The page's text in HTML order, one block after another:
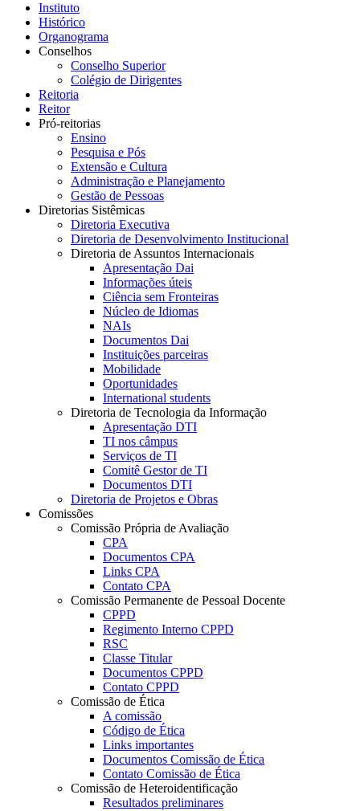
Instituto
Histórico
Organograma
Conselhos
Conselho Superior
Colégio de Dirigentes
Reitoria
Reitor
Pró-reitorias
Ensino
Pesquisa e Pós
Extensão e Cultura
Administração e Planejamento
Gestão de Pessoas
Diretorias Sistêmicas
Diretoria Executiva
Diretoria de Desenvolvimento Institucional
Diretoria de Assuntos Internacionais
Apresentação Dai
Informações úteis
Ciência sem Fronteiras
Núcleo de Idiomas
NAIs
Documentos Dai
Instituições parceiras
Mobilidade
Oportunidades
International students
Diretoria de Tecnologia da Informação
Apresentação DTI
TI nos câmpus
Serviços de TI
Comitê Gestor de TI
Documentos DTI
Diretoria de Projetos e Obras
Comissões
Comissão Própria de Avaliação
CPA
Documentos CPA
Links CPA
Contato CPA
Comissão Permanente de Pessoal Docente
CPPD
Regimento Interno CPPD
RSC
Classe Titular
Documentos CPPD
Contato CPPD
Comissão de Ética
A comissão
Código de Ética
Links importantes
Documentos Comissão de Ética
Contato Comissão de Ética
Comissão de Heteroidentificação
Resultados preliminares